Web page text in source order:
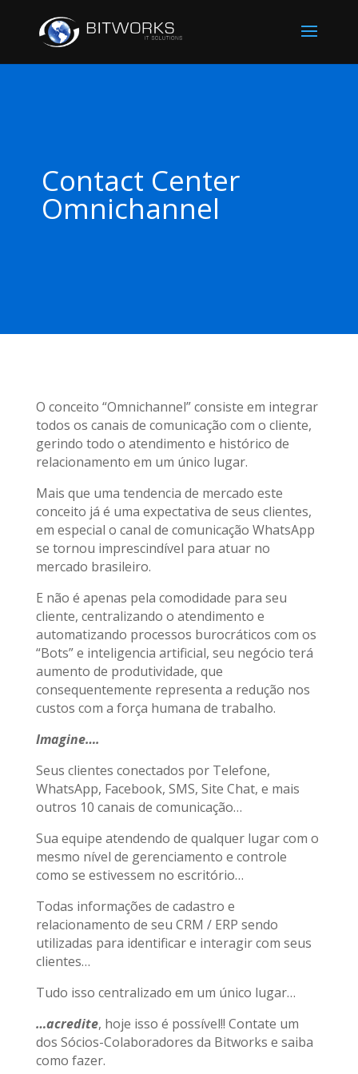
Contact Center
Omnichannel
O conceito “Omnichannel” consiste em integrar
todos os canais de comunicação com o cliente,
gerindo todo o atendimento e histórico de
relacionamento em um único lugar.
Mais que uma tendencia de mercado este
conceito já é uma expectativa de seus clientes,
em especial o canal de comunicação WhatsApp
se tornou imprescindível para atuar no
mercado brasileiro.
E não é apenas pela comodidade para seu
cliente, centralizando o atendimento e
automatizando processos burocráticos com os
“Bots” e inteligencia artificial, seu negócio terá
aumento de produtividade, que
consequentemente representa a redução nos
custos com a força humana de trabalho.
Imagine….
Seus clientes conectados por Telefone,
WhatsApp, Facebook, SMS, Site Chat, e mais
outros 10 canais de comunicação…
Sua equipe atendendo de qualquer lugar com o
mesmo nível de gerenciamento e controle
como se estivessem no escritório…
Todas informações de cadastro e
relacionamento de seu CRM / ERP sendo
utilizadas para identificar e interagir com seus
clientes…
Tudo isso centralizado em um único lugar…
…acredite, hoje isso é possível!! Contate um
dos Sócios-Colaboradores da Bitworks e saiba
como fazer.